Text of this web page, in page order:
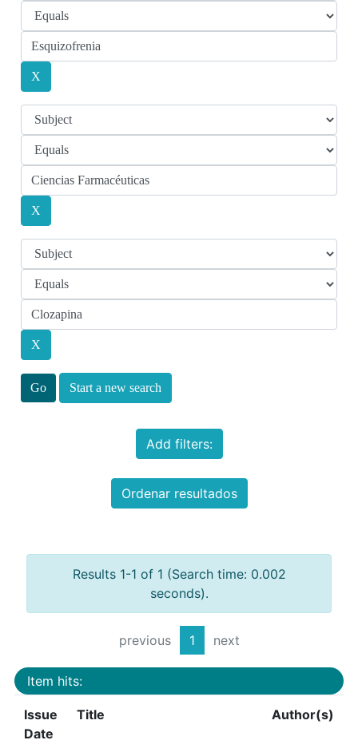
Start a new search
Add filters:
Ordenar resultados
Results 1-1 of 1 (Search time: 0.002
seconds).
previous 1 next
Item hits:
Issue
Date
Title Author(s)